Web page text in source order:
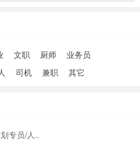
文职 厨师
业务员
司机 兼职 其它
专员/人..